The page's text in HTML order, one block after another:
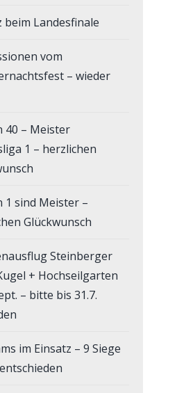
beim Landesfinale
vom
– wieder
40 – Meister
1 – herzlichen
1 sind Meister –
Glückwunsch
Steinberger
+ Hochseilgarten
– bitte bis 31.7.
im Einsatz – 9 Siege